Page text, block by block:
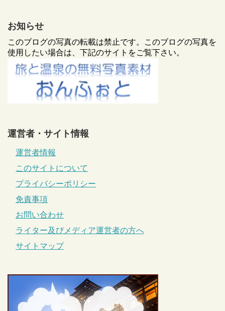
お知らせ
このブログの写真の転載は禁止です。このブログの写真を
使用したい場合は、下記のサイトをご覧下さい。
運営者・サイト情報
運営者情報
このサイトについて
プライバシーポリシー
免責事項
お問い合わせ
ライター及びメディア運営者の方へ
サイトマップ